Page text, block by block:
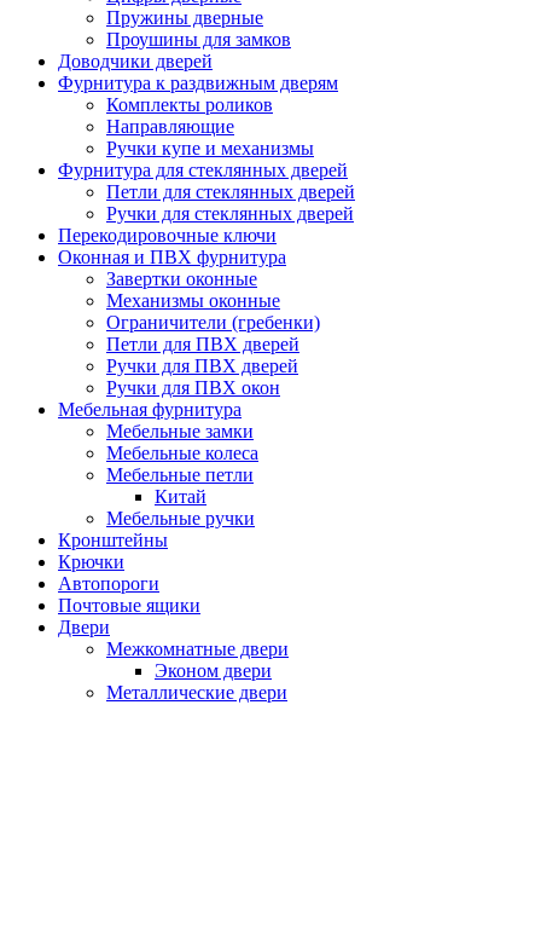
Пружины дверные
Проушины для замков
Доводчики дверей
Фурнитура к раздвижным дверям
Комплекты роликов
Направляющие
Ручки купе и механизмы
Фурнитура для стеклянных дверей
Петли для стеклянных дверей
Ручки для стеклянных дверей
Перекодировочные ключи
Оконная и ПВХ фурнитура
Завертки оконные
Механизмы оконные
Ограничители (гребенки)
Петли для ПВХ дверей
Ручки для ПВХ дверей
Ручки для ПВХ окон
Мебельная фурнитура
Мебельные замки
Мебельные колеса
Мебельные петли
Китай
Мебельные ручки
Кронштейны
Крючки
Автопороги
Почтовые ящики
Двери
Межкомнатные двери
Эконом двери
Металлические двери